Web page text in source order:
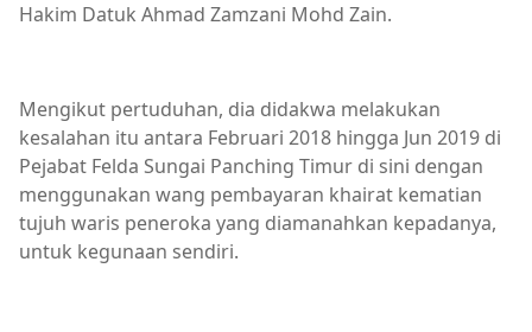
Hakim Datuk Ahmad Zamzani Mohd Zain.
Mengikut pertuduhan, dia didakwa melakukan
kesalahan itu antara Februari 2018 hingga Jun 2019 di
Pejabat Felda Sungai Panching Timur di sini dengan
menggunakan wang pembayaran khairat kematian
tujuh waris peneroka yang diamanahkan kepadanya,
untuk kegunaan sendiri.